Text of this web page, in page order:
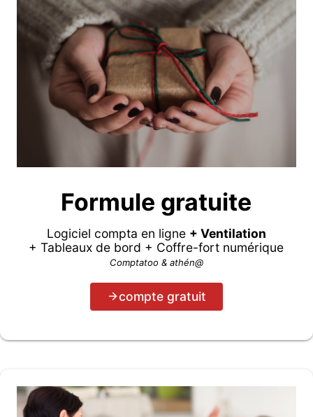
Formule gratuite
Logiciel compta en ligne + Ventilation
+ Tableaux de bord + Coffre-fort numérique
Comptatoo & athén@
compte gratuit